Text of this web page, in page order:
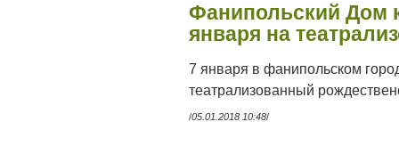
Фанипольский Дом
января на
7 января в фанипольском
театрализованный
/05.01.2018 10:48/